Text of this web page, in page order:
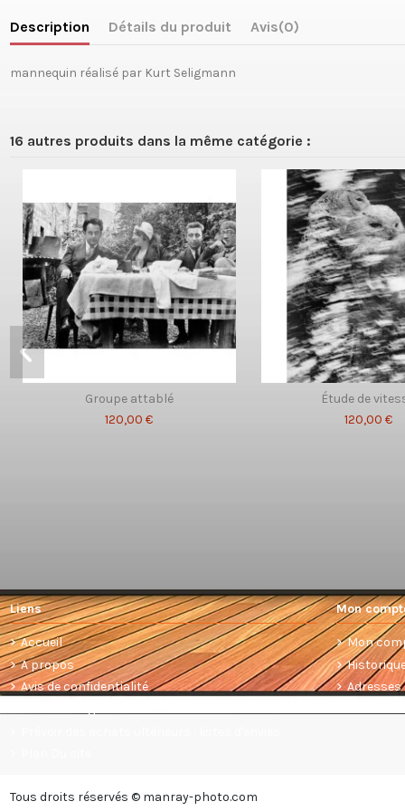
Description Détails du produit Avis(0)
mannequin réalisé par Kurt Seligmann
16 autres produits dans la même catégorie :
Groupe attablé
120,00 €
Étude de
120,00 €
Liens
Accueil
A propos
Avis de confidentialité
Mon
Mon
Adresses
Tous droits réservés © manray-photo.com